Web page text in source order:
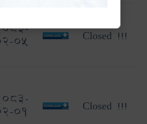
05 Closed !!!
01 Closed !!!